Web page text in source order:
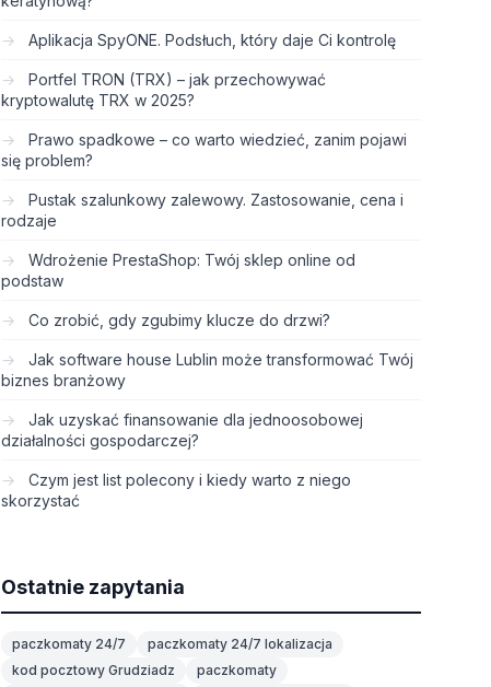
Aplikacja SpyONE. Podsłuch, który daje Ci kontrolę
Portfel TRON (TRX) – jak przechowywać
kryptowalutę TRX w 2025?
Prawo spadkowe – co warto wiedzieć, zanim pojawi
się problem?
Pustak szalunkowy zalewowy. Zastosowanie, cena i
rodzaje
Wdrożenie PrestaShop: Twój sklep online od
podstaw
Co zrobić, gdy zgubimy klucze do drzwi?
Jak software house Lublin może transformować Twój
biznes branżowy
Jak uzyskać finansowanie dla jednoosobowej
działalności gospodarczej?
Czym jest list polecony i kiedy warto z niego
skorzystać
Ostatnie zapytania
paczkomaty 24/7
paczkomaty 24/7 lokalizacja
kod pocztowy Grudziadz
paczkomaty